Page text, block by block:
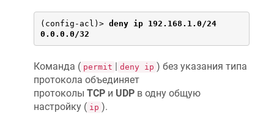
(config-acl)> deny ip 192.168.1.0/24
0.0.0.0/32
Команда ( permit deny ip ) без указания типа
протокола объединяет
протоколы TCP и UDP в одну общую
настройку ( ip ).